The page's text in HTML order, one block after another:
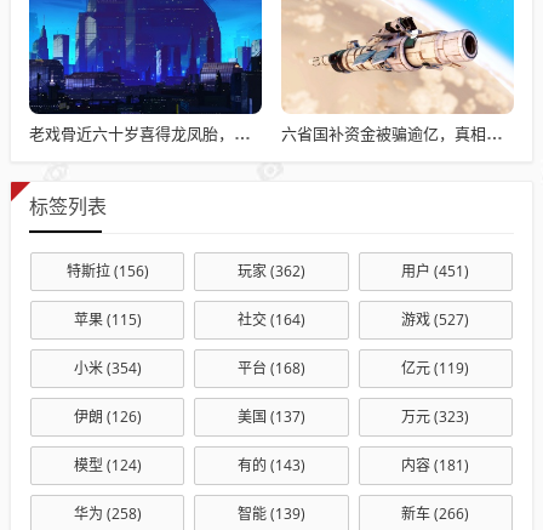
老戏骨近六十岁喜得龙凤胎，被误认作爷爷背后的故事揭秘 六省国补资金被骗逾亿，真相揭秘与违规操作背后的故事
标签列表
特斯拉(156) 玩家(362) 用户 (451)
苹果(115) 社交(164) 游戏(527)
小米(354) 平台 (168) 亿元(119)
伊朗 (126) 美国 (137) 万元(323)
模型 (124) 有的 (143) 内容(181)
华为 (258) 智能(139) 新车(266)